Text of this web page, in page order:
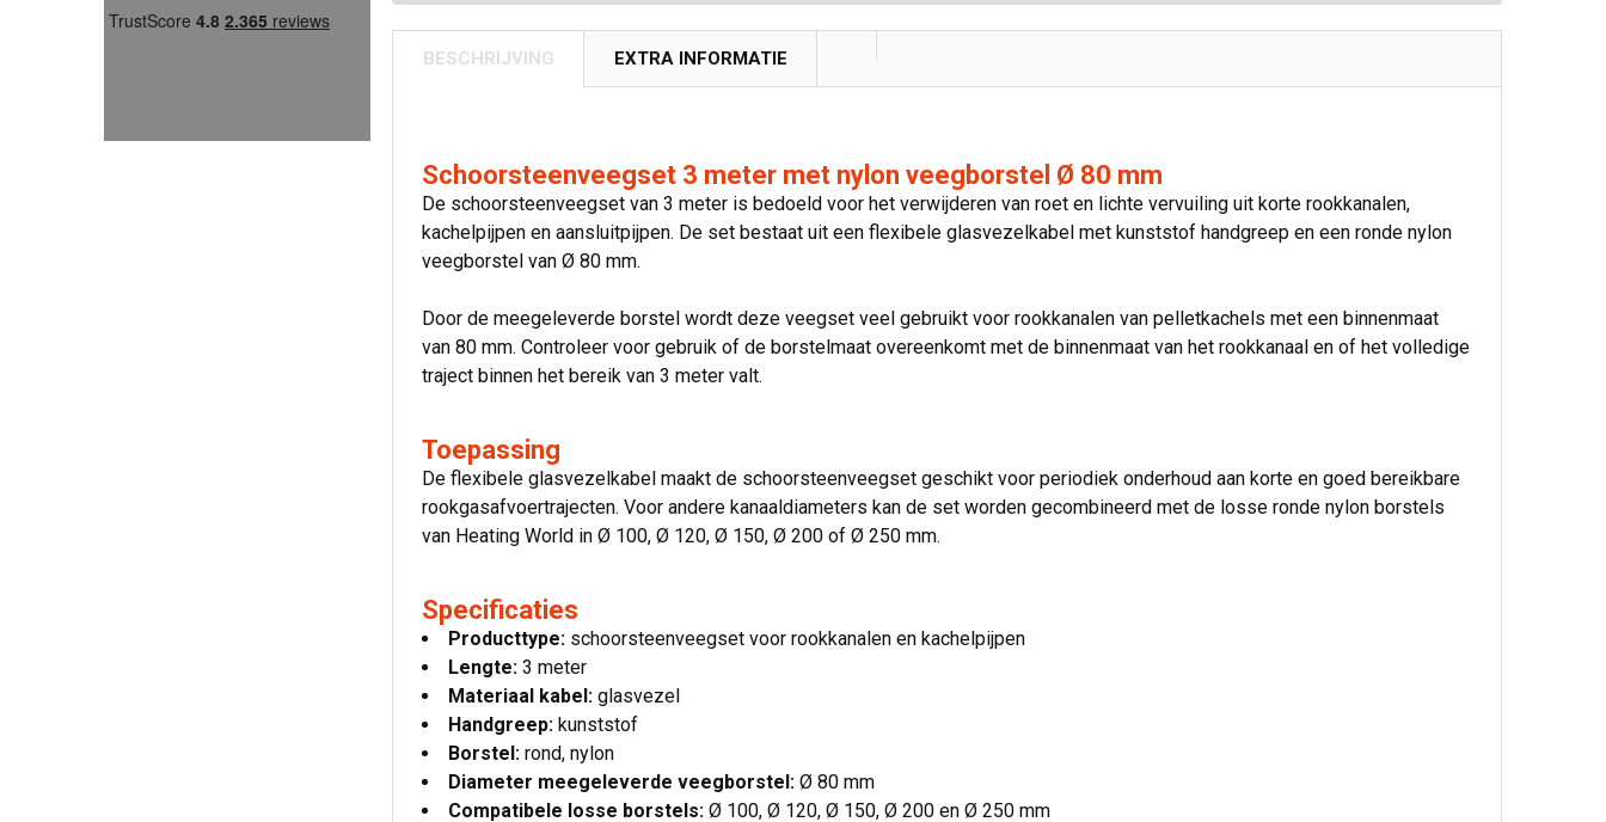
BESCHRIJVING EXTRA INFORMATIE
Schoorsteenveegset 3 meter met nylon veegborstel Ø 80 mm
De schoorsteenveegset van 3 meter is bedoeld voor het verwijderen van roet en lichte vervuiling uit korte rookkanalen,
kachelpijpen en aansluitpijpen. De set bestaat uit een flexibele glasvezelkabel met kunststof handgreep en een ronde nylon
veegborstel van Ø 80 mm.
Door de meegeleverde borstel wordt deze veegset veel gebruikt voor rookkanalen van pelletkachels met een binnenmaat
van 80 mm. Controleer voor gebruik of de borstelmaat overeenkomt met de binnenmaat van het rookkanaal en of het volledige
traject binnen het bereik van 3 meter valt.
Toepassing
De flexibele glasvezelkabel maakt de schoorsteenveegset geschikt voor periodiek onderhoud aan korte en goed bereikbare
rookgasafvoertrajecten. Voor andere kanaaldiameters kan de set worden gecombineerd met de losse ronde nylon borstels
van Heating World in Ø 100, Ø 120, Ø 150, Ø 200 of Ø 250 mm.
Specificaties
Producttype: schoorsteenveegset voor rookkanalen en kachelpijpen
Lengte: 3 meter
Materiaal kabel: glasvezel
Handgreep: kunststof
Borstel: rond, nylon
Diameter meegeleverde veegborstel: Ø 80 mm
Compatibele losse borstels: Ø 100, Ø 120, Ø 150, Ø 200 en Ø 250 mm